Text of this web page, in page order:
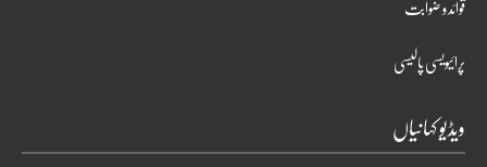
قوائد و ضوابت
پرائیویسی پالیسی
ویڈیو کہانیاں